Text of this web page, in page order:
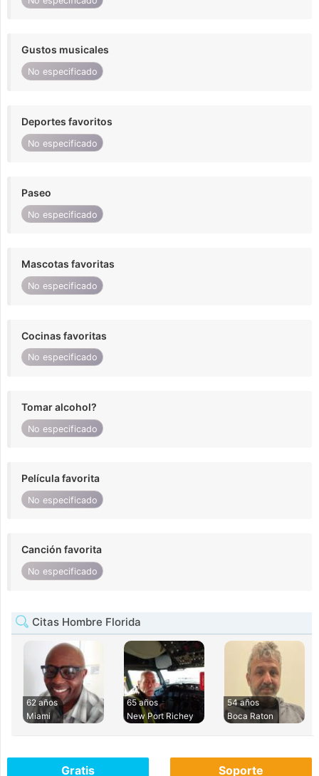
Gustos musicales
No especificado
Deportes favoritos
No especificado
Paseo
No especificado
Mascotas favoritas
No especificado
Cocinas favoritas
No especificado
Tomar alcohol?
No especificado
Película favorita
No especificado
Canción favorita
No especificado
Citas Hombre Florida
62 años
Miami
65 años
New Port Richey
54 años
Boca Raton
Gratis Soporte